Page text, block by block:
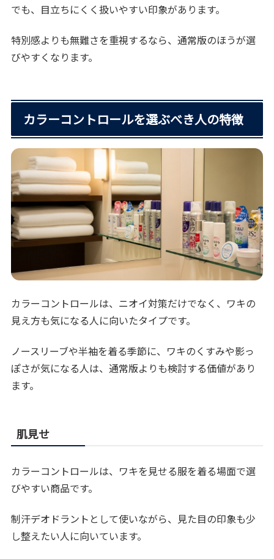
でも、目立ちにくく扱いやすい印象があります。
特別感よりも無難さを重視するなら、通常版のほうが選
びやすくなります。
カラーコントロールを選ぶべき人の特徴
カラーコントロールは、ニオイ対策だけでなく、ワキの
見え方も気になる人に向いたタイプです。
ノースリーブや半袖を着る季節に、ワキのくすみや影っ
ぽさが気になる人は、通常版よりも検討する価値があり
ます。
肌見せ
カラーコントロールは、ワキを見せる服を着る場面で選
びやすい商品です。
制汗デオドラントとして使いながら、見た目の印象も少
し整えたい人に向いています。